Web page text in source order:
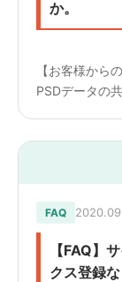
か。
【お客様から
PSDデータの
FAQ
【FAQ】
クス登録